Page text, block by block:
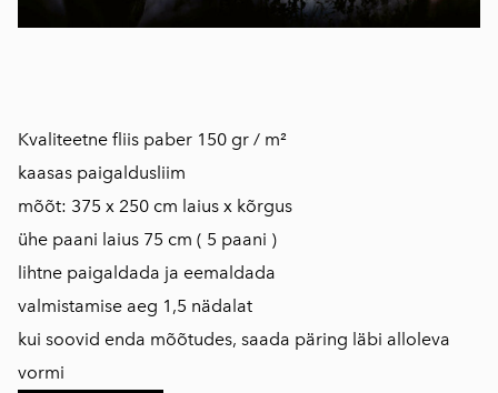
Kvaliteetne fliis paber 150 gr / m²
kaasas paigaldusliim
mõõt: 375 x 250 cm laius x kõrgus
ühe paani laius 75 cm ( 5 paani )
lihtne paigaldada ja eemaldada
​valmistamise aeg 1,5 nädalat
kui soovid enda mõõtudes, saada päring läbi alloleva
vormi